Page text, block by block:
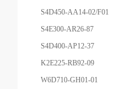
S4D450-AA14-02/F01
S4E300-AR26-87
S4D400-AP12-37
K2E225-RB92-09
W6D710-GH01-01